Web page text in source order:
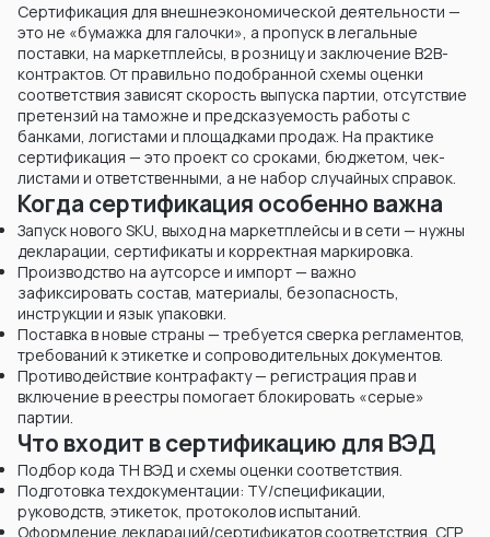
Сертификация для внешнеэкономической деятельности —
это не «бумажка для галочки», а пропуск в легальные
поставки, на маркетплейсы, в розницу и заключение B2B-
контрактов. От правильно подобранной схемы оценки
соответствия зависят скорость выпуска партии, отсутствие
претензий на таможне и предсказуемость работы с
банками, логистами и площадками продаж. На практике
сертификация — это проект со сроками, бюджетом, чек-
листами и ответственными, а не набор случайных справок.
Когда сертификация особенно важна
Запуск нового SKU, выход на маркетплейсы и в сети — нужны
декларации, сертификаты и корректная маркировка.
Производство на аутсорсе и импорт — важно
зафиксировать состав, материалы, безопасность,
инструкции и язык упаковки.
Поставка в новые страны — требуется сверка регламентов,
требований к этикетке и сопроводительных документов.
Противодействие контрафакту — регистрация прав и
включение в реестры помогает блокировать «серые»
партии.
Что входит в сертификацию для ВЭД
Подбор кода ТН ВЭД и схемы оценки соответствия.
Подготовка техдокументации: ТУ/спецификации,
руководств, этикеток, протоколов испытаний.
Оформление деклараций/сертификатов соответствия, СГР,